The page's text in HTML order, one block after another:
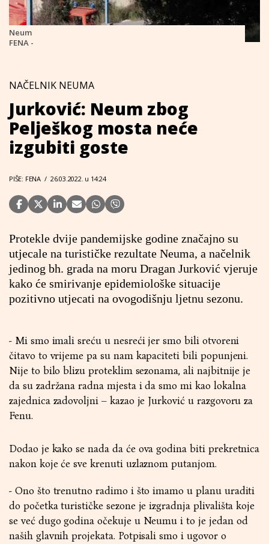
Neum
FENA -
NAČELNIK NEUMA
Jurković: Neum zbog
Pelješkog mosta neće
izgubiti goste
PIŠE: FENA / 26.03.2022. u 14:24
Protekle dvije pandemijske godine značajno su
utjecale na turističke rezultate Neuma, a načelnik
jedinog bh. grada na moru Dragan Jurković vjeruje
kako će smirivanje epidemiološke situacije
pozitivno utjecati na ovogodišnju ljetnu sezonu.
- Mi smo imali sreću u nesreći jer smo bili otvoreni
čitavo to vrijeme pa su nam kapaciteti bili popunjeni.
Nije to bilo blizu proteklim sezonama, ali najbitnije je
da su zadržana radna mjesta i da smo mi kao lokalna
zajednica zadovoljni – kazao je Jurković u razgovoru za
Fenu.
Dodao je kako se nada da će ova godina biti prekretnica
nakon koje će sve krenuti uzlaznom putanjom.
- Ono što trenutno radimo i što imamo u planu uraditi
do početka turističke sezone je izgradnja plivališta koje
se već dugo godina očekuje u Neumu i to je jedan od
naših glavnih projekata. Potpisali smo i ugovor o